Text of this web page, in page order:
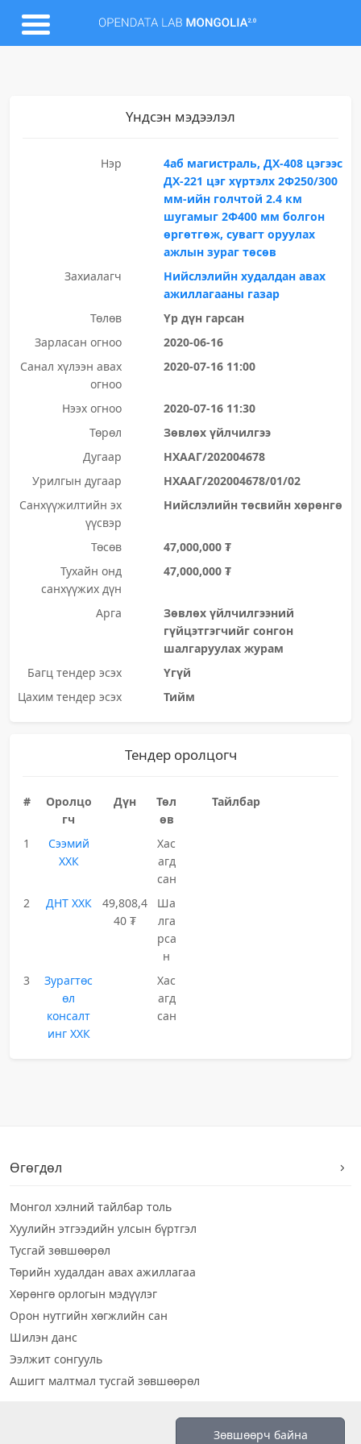
Үндсэн мэдээлэл
Нэр
4аб магистраль, ДХ-408 цэгээс
ДХ-221 цэг хүртэлх 2Ф250/300
мм-ийн голчтой 2.4 км
шугамыг 2Ф400 мм болгон
өргөтгөж, сувагт оруулах
ажлын зураг төсөв
Захиалагч
Нийслэлийн худалдан авах
ажиллагааны газар
Төлөв
Үр дүн гарсан
Зарласан огноо
2020-06-16
Санал хүлээн авах
огноо
2020-07-16 11:00
Нээх огноо
2020-07-16 11:30
Төрөл
Зөвлөх үйлчилгээ
Дугаар
НХААГ/202004678
Урилгын дугаар
НХААГ/202004678/01/02
Санхүүжилтийн эх
үүсвэр
Нийслэлийн төсвийн хөрөнгө
Төсөв
47,000,000 ₮
Тухайн онд
санхүүжих дүн
47,000,000 ₮
Арга
Зөвлөх үйлчилгээний
гүйцэтгэгчийг сонгон
шалгаруулах журам
Багц тендер эсэх
Үгүй
Цахим тендер эсэх
Тийм
Тендер оролцогч
#
Оролцо
гч
Дүн
Төл
өв
Тайлбар
1
Сээмий
ХХК
Хас
агд
сан
2
ДНТ ХХК
49,808,4
40 ₮
Ша
лга
рса
н
3
Зурагтөс
өл
консалт
инг ХХК
Хас
агд
сан
Өгөгдөл
Монгол хэлний тайлбар толь
Хуулийн этгээдийн улсын бүртгэл
Тусгай зөвшөөрөл
Төрийн худалдан авах ажиллагаа
Хөрөнгө орлогын мэдүүлэг
Орон нутгийн хөгжлийн сан
Шилэн данс
Ээлжит сонгууль
Ашигт малтмал тусгай зөвшөөрөл
Зөвшөөрч байна